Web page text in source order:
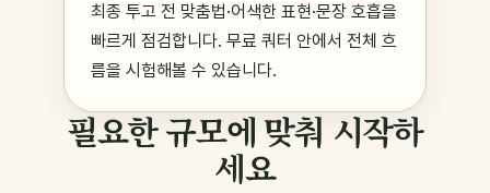
최종 투고 전 맞춤법·어색한 표현·문장 호흡을
빠르게 점검합니다. 무료 쿼터 안에서 전체 흐
름을 시험해볼 수 있습니다.
필요한 규모에 맞춰 시작하
세요